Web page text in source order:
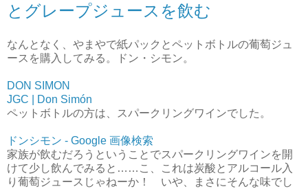
とグレープジュースを飲む
なんとなく、やまやで紙パックとペットボトルの葡萄ジュ
ースを購入してみる。ドン・シモン。
DON SIMON
JGC | Don Simón
ペットボトルの方は、スパークリングワインでした。
ドンシモン - Google 画像検索
家族が飲むだろうということでスパークリングワインを開
けて少し飲んでみると……こ、これは炭酸とアルコール入
り葡萄ジュースじゃねーか！ いや、まさにそんな味でし